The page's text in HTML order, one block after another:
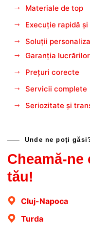
Materiale de top
Execuție rapidă
Soluții
Garanția lucrărilor
Prețuri corecte
Servicii complete
Seriozitate și
Unde ne poți
Cheamă-ne
tău!
Cluj-Napoca
Turda